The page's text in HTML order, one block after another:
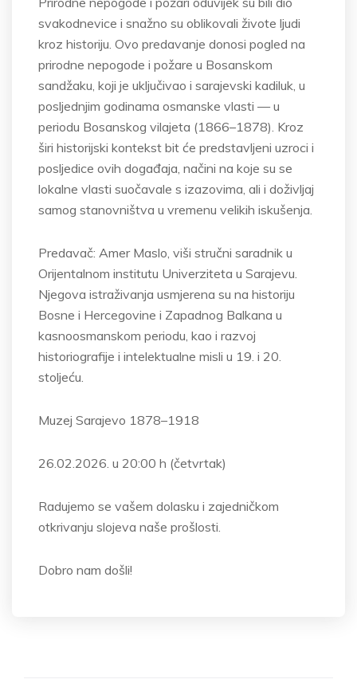
svakodnevice i snažno su oblikovali živote ljudi
kroz historiju. Ovo predavanje donosi pogled na
prirodne nepogode i požare u Bosanskom
sandžaku, koji je uključivao i sarajevski kadiluk, u
posljednjim godinama osmanske vlasti — u
periodu Bosanskog vilajeta (1866–1878). Kroz
širi historijski kontekst bit će predstavljeni uzroci i
posljedice ovih događaja, načini na koje su se
lokalne vlasti suočavale s izazovima, ali i doživljaj
samog stanovništva u vremenu velikih iskušenja.
Predavač: Amer Maslo, viši stručni saradnik u
Orijentalnom institutu Univerziteta u Sarajevu.
Njegova istraživanja usmjerena su na historiju
Bosne i Hercegovine i Zapadnog Balkana u
kasnoosmanskom periodu, kao i razvoj
historiografije i intelektualne misli u 19. i 20.
stoljeću.
Muzej Sarajevo 1878–1918
26.02.2026. u 20:00 h (četvrtak)
Radujemo se vašem dolasku i zajedničkom
otkrivanju slojeva naše prošlosti.
Dobro nam došli!